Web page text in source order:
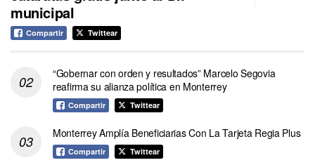
municipal
Compartir Twittear
“Gobernar con orden y resultados” Marcelo Segovia
reafirma su alianza política en Monterrey
Compartir Twittear
Monterrey Amplía Beneficiarias Con La Tarjeta Regia Plus
Compartir Twittear